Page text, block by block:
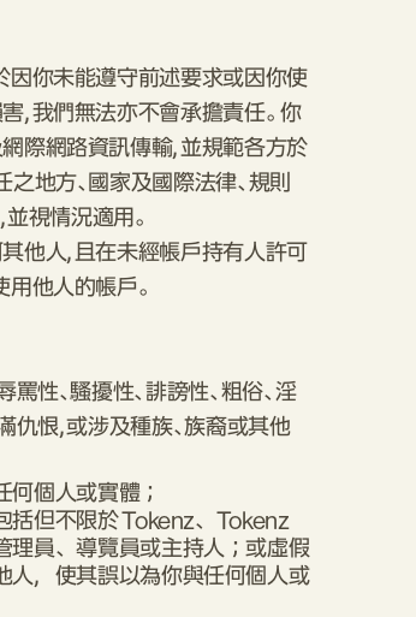
因你未能遵守前述要求或因你使
，我們無法亦不會承擔責任。 你
際網路資訊傳輸，並規範各方於
地方、國家及國際法律、規則
並視情況適用。
他人，且在未經帳戶持有人許可
他人的帳戶。
罵性、騷擾性、誹謗性、粗俗、淫
仇恨，或涉及種族、族裔或其他
個人或實體；
括但不限於 Tokenz、Tokenz
理員、導覽員或主持人；或虛假
人，使其誤以為你與任何個人或